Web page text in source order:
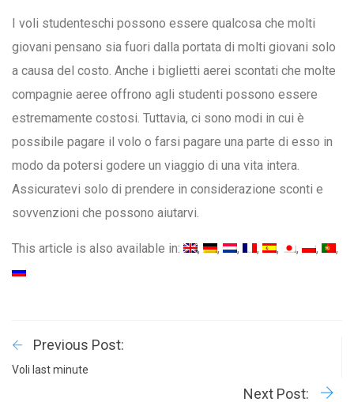
I voli studenteschi possono essere qualcosa che molti
giovani pensano sia fuori dalla portata di molti giovani solo
a causa del costo. Anche i biglietti aerei scontati che molte
compagnie aeree offrono agli studenti possono essere
estremamente costosi. Tuttavia, ci sono modi in cui è
possibile pagare il volo o farsi pagare una parte di esso in
modo da potersi godere un viaggio di una vita intera.
Assicuratevi solo di prendere in considerazione sconti e
sovvenzioni che possono aiutarvi.
This article is also available in:
Previous Post:
Voli last minute
Next Post: